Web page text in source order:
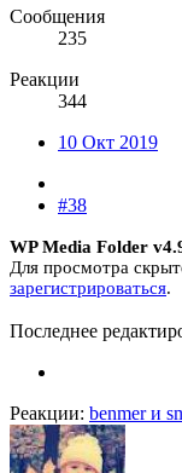
Сообщения
235
Реакции
344
10 Окт 2019
#38
WP Media Folder
Для просмотра
зарегистрироваться.
Последнее
Реакции: benmerи